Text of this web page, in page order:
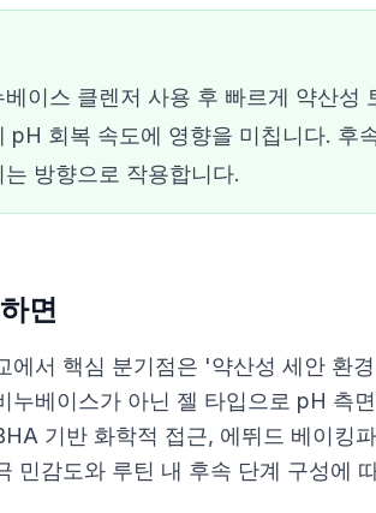
베이스 클렌저 사용 후 빠르게 약산성
pH 회복 속도에 영향을 미칩니다. 후
는 방향으로 작용합니다.
면
에서 핵심 분기점은 '약산성 세안 환
누베이스가 아닌 젤 타입으로 pH 측
기반 화학적 접근, 에뛰드 베이킹
민감도와 루틴 내 후속 단계 구성에